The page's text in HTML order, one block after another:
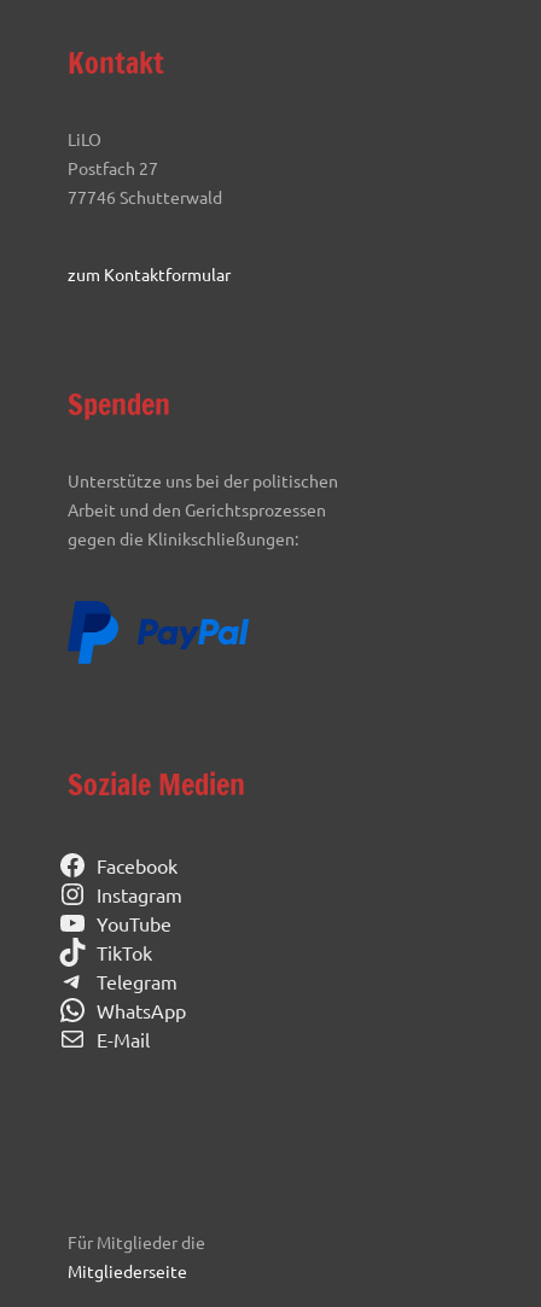
Kontakt
LiLO
Postfach 27
77746 Schutterwald
zum Kontaktformular
Spenden
Unterstütze uns bei der politischen
Arbeit und den Gerichtsprozessen
gegen die Klinikschließungen:
Soziale Medien
Facebook
Instagram
YouTube
TikTok
Telegram
WhatsApp
E-Mail
Für Mitglieder die
Mitgliederseite